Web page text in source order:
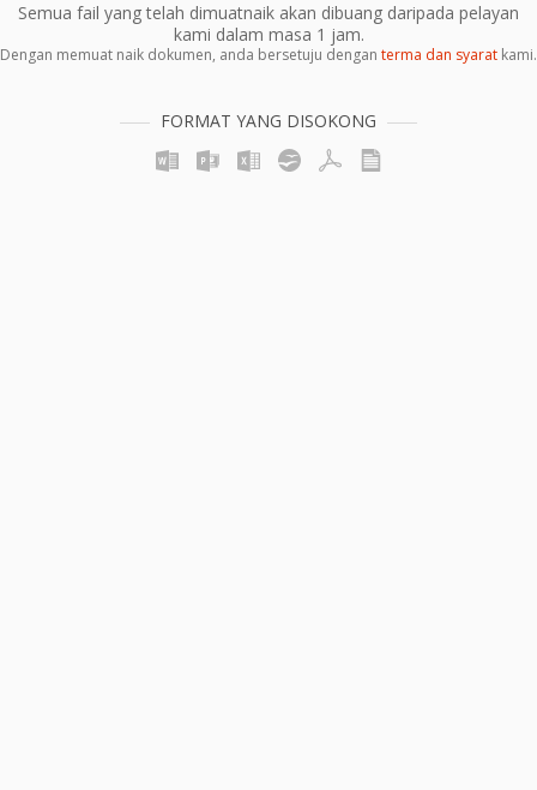
Semua fail yang telah dimuatnaik akan dibuang daripada pelayan
kami dalam masa 1 jam.
Dengan memuat naik dokumen, anda bersetuju dengan terma dan syarat kami.
FORMAT YANG DISOKONG